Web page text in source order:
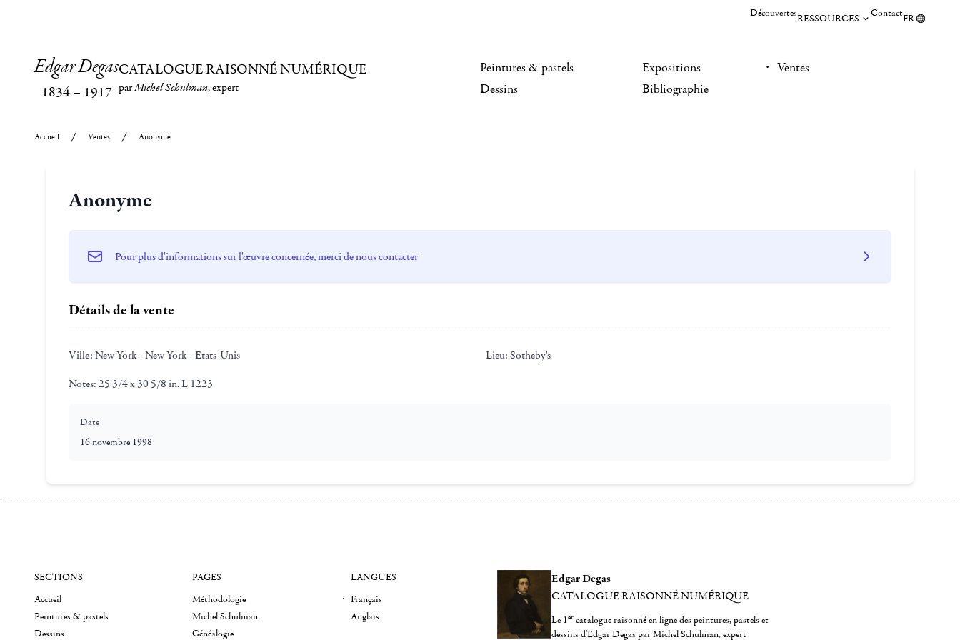
DécouvertesRESSOURCES ContactFR
Edgar Degas
1834– 1917
CATALOGUE RAISONNÉ NUMÉRIQUE
parMichel Schulman, expert
Peintures & pastels
Dessins
Expositions
Bibliographie
Ventes
Accueil Ventes Anonyme
Anonyme
Pour plus d'informations sur l'œuvre concernée, merci de nous contacter
Détails de la vente
Ville: New York - New York - Etats-Unis Lieu: Sotheby's
Notes: 25 3/4 x 30 5/8 in. L 1223
Date
16 novembre 1998
Edgar Degas
CATALOGUE RAISONNÉ NUMÉRIQUE
Le 1er catalogue raisonné en ligne des peintures, pastels et
dessins d'Edgar Degas par Michel Schulman, expert
SECTIONS
Accueil
Peintures & pastels
Dessins
PAGES
Méthodologie
Michel Schulman
Généalogie
LANGUES
Français
Anglais